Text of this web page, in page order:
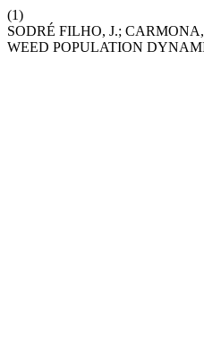
(1)
SODRÉ FILHO, J.;
WEED POPULATION